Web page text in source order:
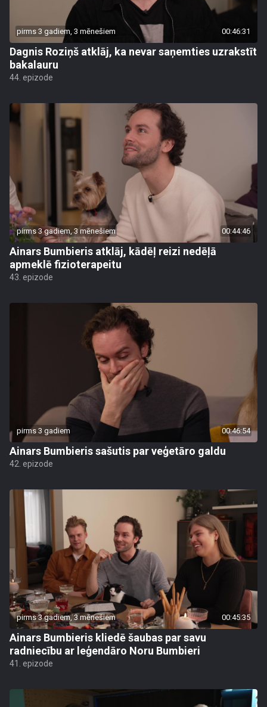
pirms 3 gadiem, 3 mēnešiem 00:46:31
Dagnis Roziņš atklāj, ka nevar saņemties uzrakstīt
bakalauru
44. epizode
pirms 3 gadiem, 3 mēnešiem 00:44:46
Ainars Bumbieris atklāj, kādēļ reizi nedēļā
apmeklē fizioterapeitu
43. epizode
pirms 3 gadiem 00:46:54
Ainars Bumbieris sašutis par veģetāro galdu
42. epizode
pirms 3 gadiem, 3 mēnešiem 00:45:35
Ainars Bumbieris kliedē šaubas par savu
radniecību ar leģendāro Noru Bumbieri
41. epizode